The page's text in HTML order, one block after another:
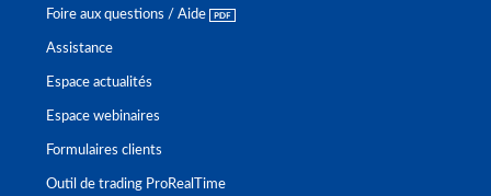
Foire aux questions / Aide
Assistance
Espace actualités
Espace webinaires
Formulaires clients
Outil de trading ProRealTime